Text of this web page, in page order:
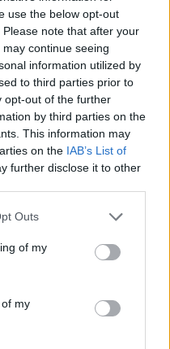
use the below opt-out
note that after your
continue seeing
information utilized by
to third parties prior to
opt-out of the further
by third parties on the
This information may
on the IAB’s List of
further disclose it to other
one or more Google
You may click to
its third-party tags to
in below Google
Outs
of my
my
να στείλουν και το
από τη
τη στιγμή
γίνονται
και νέες
διαφορετικό
Instagram Story
τις κερνάμε
πραγματοποιήθηκαν